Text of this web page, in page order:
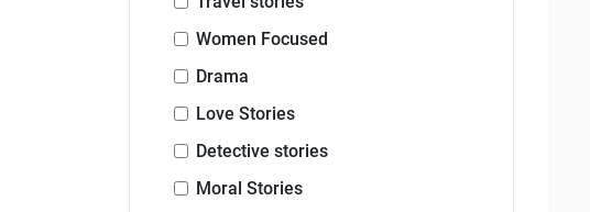
Women Focused
Drama
Love Stories
Detective stories
Moral Stories